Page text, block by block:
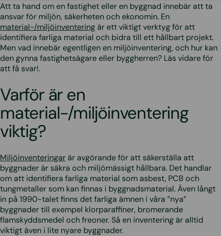
Att ta hand om en fastighet eller en byggnad innebär att ta
ansvar för miljön, säkerheten och ekonomin. En
material-/miljöinventering är ett viktigt verktyg för att
identifiera farliga material och bidra till ett hållbart projekt.
Men vad innebär egentligen en miljöinventering, och hur kan
den gynna fastighetsägare eller byggherren? Läs vidare för
att få svar!.
Varför är en
material-/miljöinventering
viktig?
Miljöinventeringar är avgörande för att säkerställa att
byggnader är säkra och miljömässigt hållbara. Det handlar
om att identifiera farliga material som asbest, PCB och
tungmetaller som kan finnas i byggnadsmaterial. Även långt
in på 1990-talet finns det farliga ämnen i våra ”nya”
byggnader till exempel klorparaffiner, bromerande
flamskyddsmedel och freoner. Så en inventering är alltid
viktigt även i lite nyare byggnader.